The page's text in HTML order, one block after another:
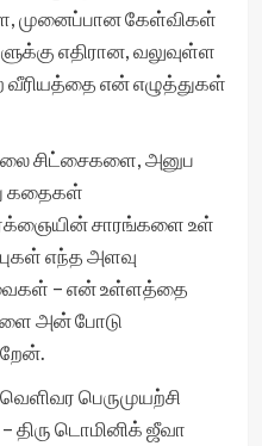
முனைப்பான கேள்விகள்
எதிரான, வலுவுள்ள
என் எழுத்துகள்
சிட்சைகளை, அனுப
கதைகள்
சாரங்களை உள்
எந்த அளவு
– என் உள்ளத்தை
அன் போடு
பெருமுயற்சி
திரு டொமினிக் ஜீவா